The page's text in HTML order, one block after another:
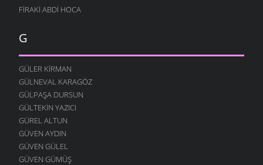
5 ARALIK 2009
26 KASIM 2009
ÖĞRETMEN
23 KASIM 2009
İNSAN OLALIM BEYLER
23 KASIM 2009
SEVDAN ETTI
21 KASIM 2009
DOĞAYI ÖZLERDIK
21 KASIM 2009
FIRAKI ABDI HOCA
G
GÜLER KIRMAN
GÜLNEVAL KARAGÖZ
GÜLPAŞA DURSUN
GÜLTEKIN YAZICI
GÜREL ALTUN
GÜVEN AYDIN
GÜVEN GÜLEL
GÜVEN GÜMÜŞ